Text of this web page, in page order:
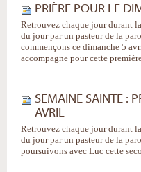
PRIÈRE POUR LE
Retrouvez chaque jour durant
du jour par un pasteur de la
commençons ce dimanche 5
accompagne pour cette
SEMAINE SAINTE :
AVRIL
Retrouvez chaque jour durant
du jour par un pasteur de la
poursuivons avec Luc cette